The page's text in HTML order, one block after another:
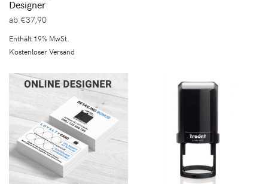
Designer
ab €37,90
Enthält 19% MwSt.
Kostenloser Versand